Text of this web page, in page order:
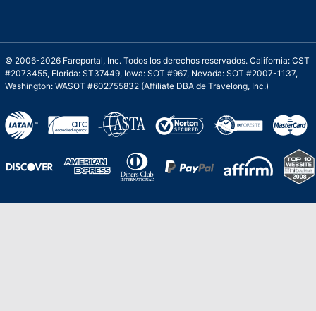
© 2006-2026 Fareportal, Inc. Todos los derechos reservados. California: CST
#2073455, Florida: ST37449, Iowa: SOT #967, Nevada: SOT #2007-1137,
Washington: WASOT #602755832 (Affiliate DBA de Travelong, Inc.)